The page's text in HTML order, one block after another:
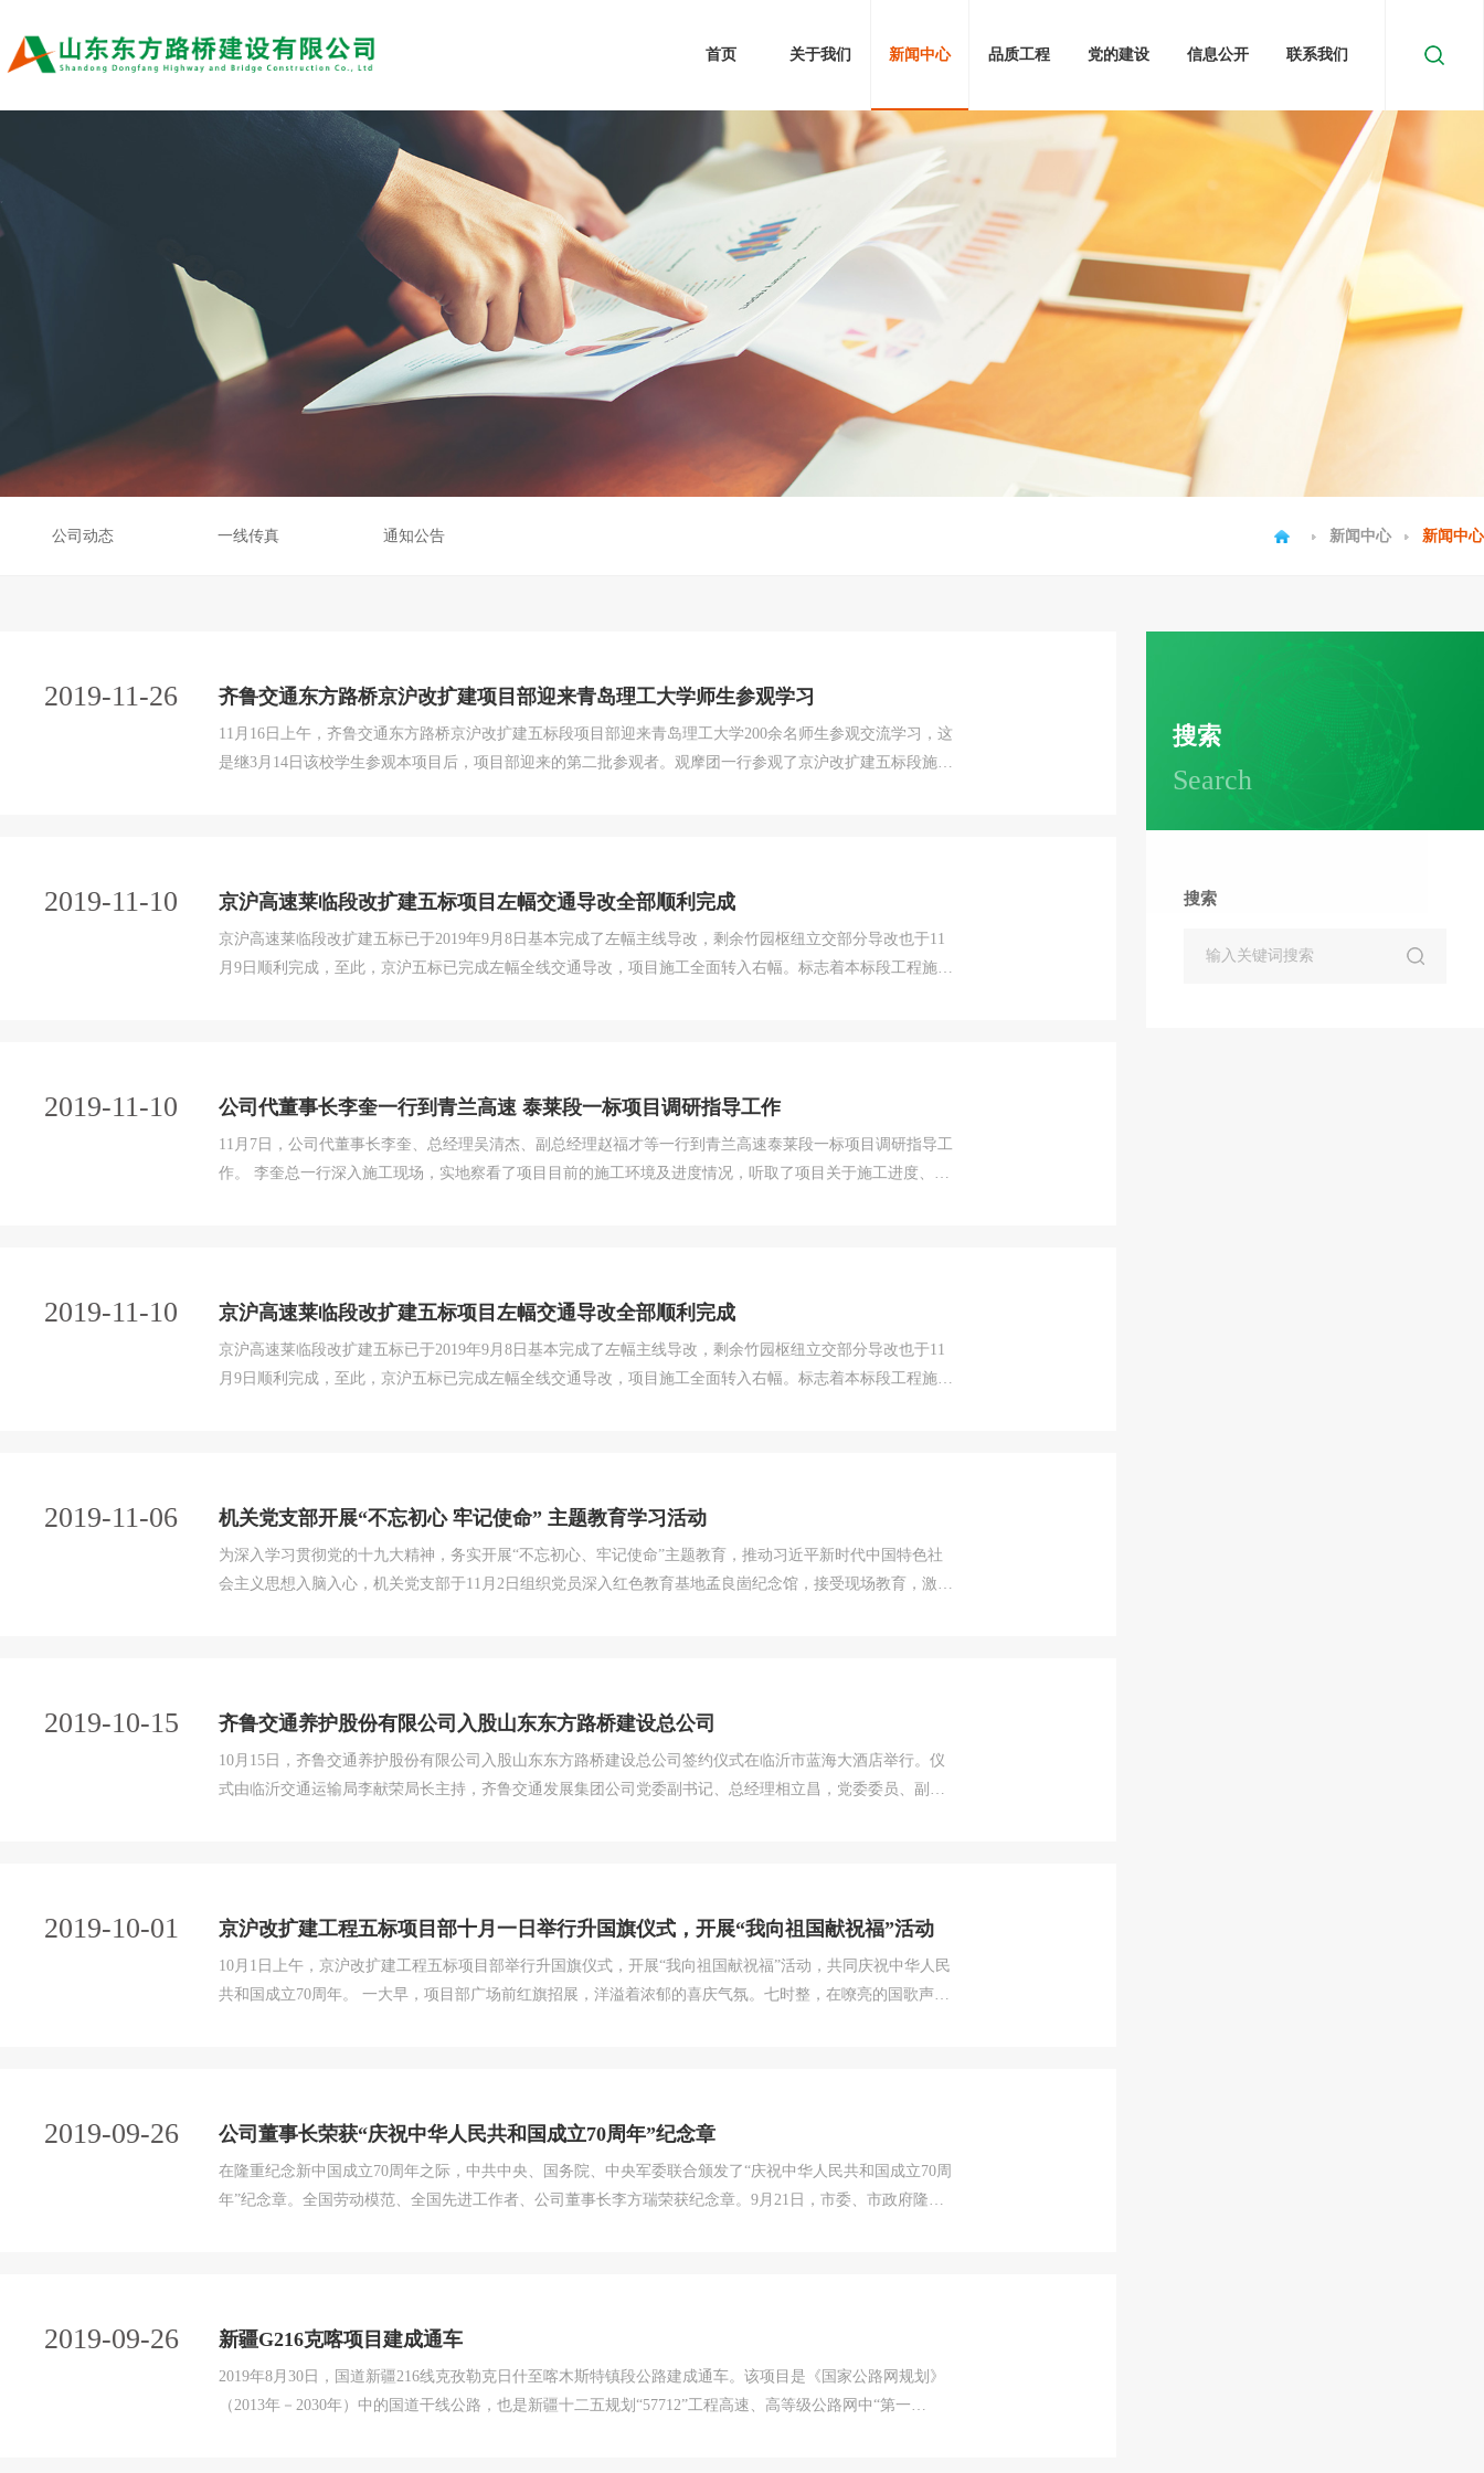
首页 关于我们 新闻中心 品质工程 党的建设 信息公开 联系我们
公司动态 一线传真 通知公告 新闻中心 新闻中心
2019-11-26 齐鲁交通东方路桥京沪改扩建项目部迎来青岛理工大学师生参观学习
11月16日上午，齐鲁交通东方路桥京沪改扩建五标段项目部迎来青岛理工大学200余名师生参观交流学习，这
是继3月14日该校学生参观本项目后，项目部迎来的第二批参观者。观摩团一行参观了京沪改扩建五标段施工
2019-11-10 京沪高速莱临段改扩建五标项目左幅交通导改全部顺利完成
京沪高速莱临段改扩建五标已于2019年9月8日基本完成了左幅主线导改，剩余竹园枢纽立交部分导改也于11
月9日顺利完成，至此，京沪五标已完成左幅全线交通导改，项目施工全面转入右幅。标志着本标段工程施工
2019-11-10 公司代董事长李奎一行到青兰高速 泰莱段一标项目调研指导工作
11月7日，公司代董事长李奎、总经理吴清杰、副总经理赵福才等一行到青兰高速泰莱段一标项目调研指导工
作。 李奎总一行深入施工现场，实地察看了项目目前的施工环境及进度情况，听取了项目关于施工进度、生
2019-11-10 京沪高速莱临段改扩建五标项目左幅交通导改全部顺利完成
京沪高速莱临段改扩建五标已于2019年9月8日基本完成了左幅主线导改，剩余竹园枢纽立交部分导改也于11
月9日顺利完成，至此，京沪五标已完成左幅全线交通导改，项目施工全面转入右幅。标志着本标段工程施工
2019-11-06 机关党支部开展“不忘初心 牢记使命” 主题教育学习活动
为深入学习贯彻党的十九大精神，务实开展“不忘初心、牢记使命”主题教育，推动习近平新时代中国特色社
会主义思想入脑入心，机关党支部于11月2日组织党员深入红色教育基地孟良崮纪念馆，接受现场教育，激发
2019-10-15 齐鲁交通养护股份有限公司入股山东东方路桥建设总公司
10月15日，齐鲁交通养护股份有限公司入股山东东方路桥建设总公司签约仪式在临沂市蓝海大酒店举行。仪
式由临沂交通运输局李献荣局长主持，齐鲁交通发展集团公司党委副书记、总经理相立昌，党委委员、副总
2019-10-01 京沪改扩建工程五标项目部十月一日举行升国旗仪式，开展“我向祖国献祝福”活动
10月1日上午，京沪改扩建工程五标项目部举行升国旗仪式，开展“我向祖国献祝福”活动，共同庆祝中华人民
共和国成立70周年。 一大早，项目部广场前红旗招展，洋溢着浓郁的喜庆气氛。七时整，在嘹亮的国歌声
2019-09-26 公司董事长荣获“庆祝中华人民共和国成立70周年”纪念章
在隆重纪念新中国成立70周年之际，中共中央、国务院、中央军委联合颁发了“庆祝中华人民共和国成立70周
年”纪念章。全国劳动模范、全国先进工作者、公司董事长李方瑞荣获纪念章。9月21日，市委、市政府隆重
2019-09-26 新疆G216克喀项目建成通车
2019年8月30日，国道新疆216线克孜勒克日什至喀木斯特镇段公路建成通车。该项目是《国家公路网规划》
（2013年－2030年）中的国道干线公路，也是新疆十二五规划“57712”工程高速、高等级公路网中“第一
搜索
Search
搜索